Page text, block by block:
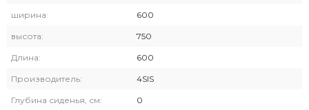
ширина: 600
высота: 750
Длина: 600
Производитель: 4SIS
Глубина сиденья, см: 0